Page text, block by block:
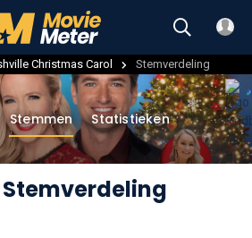
Christmas Carol Stemverdeling
Stemverdeling
Stemmen Statistieken